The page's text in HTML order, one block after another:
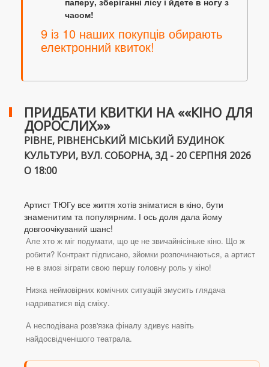
часом!
9 із 10 наших покупців обирають
електронний квиток!
ПРИДБАТИ КВИТКИ НА ««КІНО ДЛЯ
ДОРОСЛИХ»»
РІВНЕ, РІВНЕНСЬКИЙ МІСЬКИЙ БУДИНОК
КУЛЬТУРИ, ВУЛ. СОБОРНА, 3Д - 20 СЕРПНЯ 2026
О 18:00
Артист ТЮГу все життя хотів зніматися в кіно, бути
знаменитим та популярним. І ось доля дала йому
довгоочікуваний шанс!
Але хто ж міг подумати, що це не звичайнісіньке кіно. Що ж
робити? Контракт підписано, зйомки розпочинаються, а артист
не в змозі зіграти свою першу головну роль у кіно!
Низка неймовірних комічних ситуацій змусить глядача
надриватися від сміху.
А несподівана розв'язка фіналу здивує навіть
найдосвідченішого театрала.